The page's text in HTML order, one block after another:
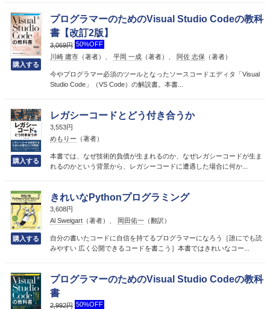
プログラマーのためのVisual Studio Codeの教科
書【改訂2版】
3,069円 50%OFF
川崎 庸市 （著者）、 平岡 一成 （著者）、 阿佐 志保 （著者）
今やプログラマー必須のツールとなったソースコードエディタ「Visual
Studio Code」（VS Code）の解説書。本書...
レガシーコードとどう付き合うか
3,553円
めもりー （著者）
本書では、なぜ技術的負債が生まれるのか、なぜレガシーコードが生ま
れるのかという背景から、レガシーコードに遭遇した場合に何か...
きれいなPythonプログラミング
3,608円
Al Sweigart （著者）、 岡田佑一 （翻訳）
自分の書いたコードに自信を持てるプログラマーになろう［誰にでも読
みやすい 広く公開できるコードを書こう］本書ではきれいなコー...
プログラマーのためのVisual Studio Codeの教科
書
2,992円 50%OFF